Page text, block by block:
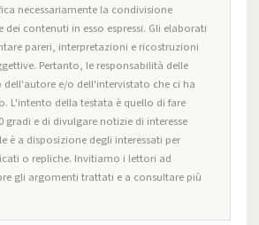
necessariamente la condivisione
dei contenuti in esso espressi. Gli elaborati
pareri, interpretazioni e ricostruzioni
Pertanto, le responsabilità delle
e/o dell'intervistato che ci ha
L'intento della testata è quello di fare
gradi e di divulgare notizie di interesse
è a disposizione degli interessati per
o repliche. Invitiamo i lettori ad
gli argomenti trattati e a consultare più